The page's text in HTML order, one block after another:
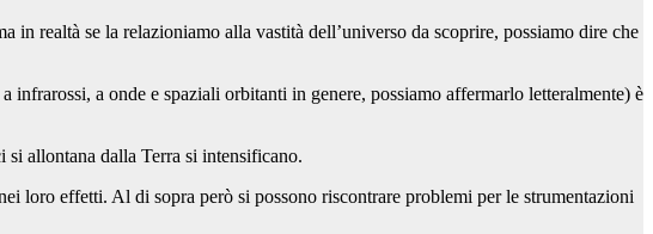
realtà se la relazioniamo alla vastità dell’universo da scoprire, possiamo dire che
a onde e spaziali orbitanti in genere, possiamo affermarlo letteralmente) è
allontana dalla Terra si intensificano.
loro effetti. Al di sopra però si possono riscontrare problemi per le strumentazioni